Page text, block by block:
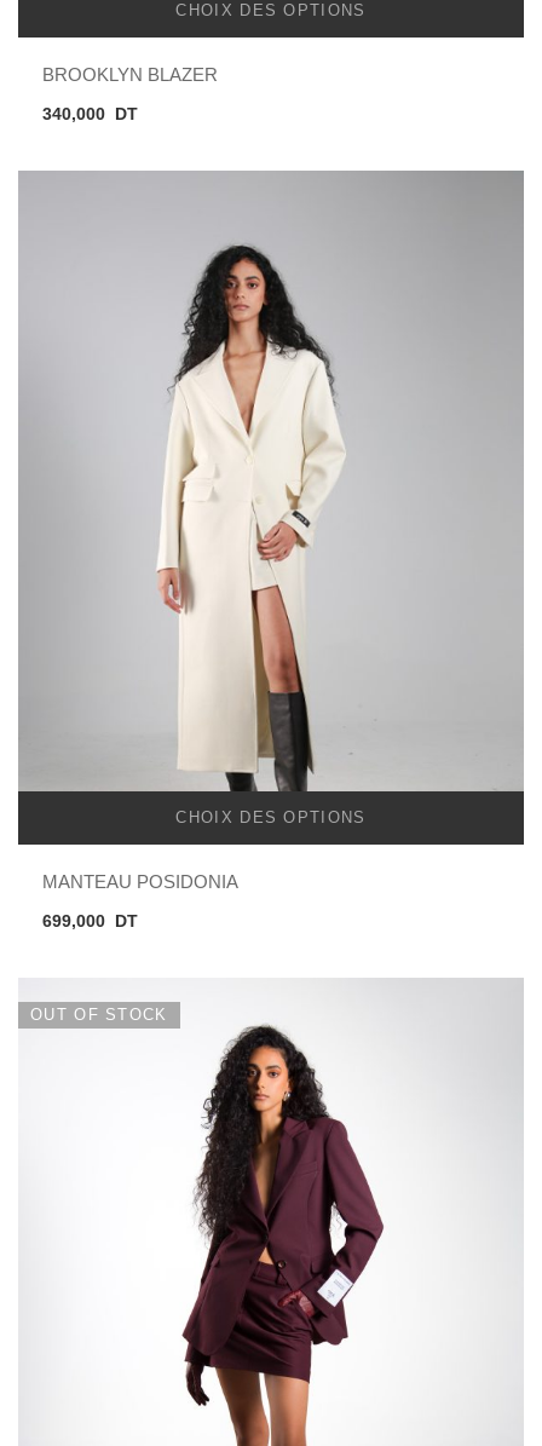
CHOIX DES OPTIONS
BROOKLYN BLAZER
340,000 DT
CHOIX DES OPTIONS
MANTEAU POSIDONIA
699,000 DT
OUT OF STOCK